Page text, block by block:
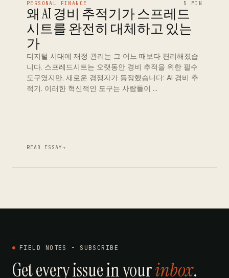
PERSONAL FINANCE 5 MIN
왜 AI 경비 추적기가 스프레드
시트를 완전히 대체하고 있는
가
디지털 시대에 재정 관리는 그 어느 때보다 편리해졌습
니다. 스프레드시트는 오랫동안 경비 추적을 위한 필수
도구였지만, 새로운 경쟁자가 등장했습니다: AI 경비 추
적기. 이러한 혁신적인 도구는 사람들이 …
READ ESSAY→
FIELD NOTES - SUBSCRIBE
Get every issue in yourinbox.